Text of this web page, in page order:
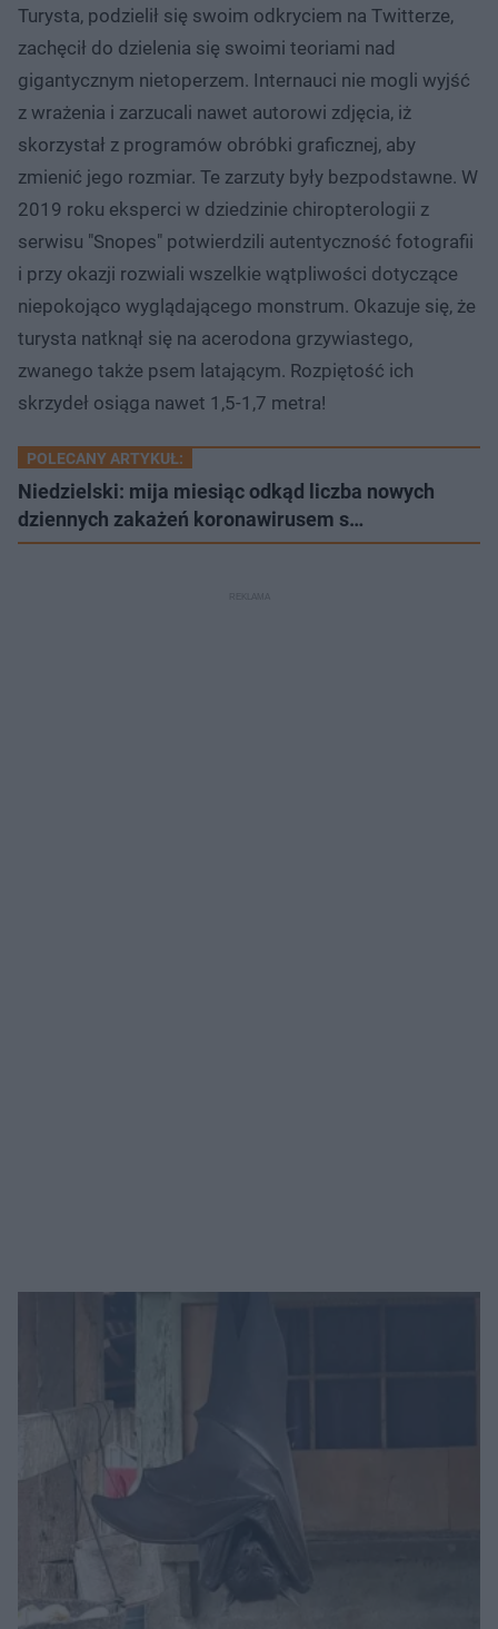
Turysta, podzielił się swoim odkryciem na Twitterze,
zachęcił do dzielenia się swoimi teoriami nad
gigantycznym nietoperzem. Internauci nie mogli wyjść
z wrażenia i zarzucali nawet autorowi zdjęcia, iż
skorzystał z programów obróbki graficznej, aby
zmienić jego rozmiar. Te zarzuty były bezpodstawne. W
2019 roku eksperci w dziedzinie chiropterologii z
serwisu "Snopes" potwierdzili autentyczność fotografii
i przy okazji rozwiali wszelkie wątpliwości dotyczące
niepokojąco wyglądającego monstrum. Okazuje się, że
turysta natknął się na acerodona grzywiastego,
zwanego także psem latającym. Rozpiętość ich
skrzydeł osiąga nawet 1,5-1,7 metra!
POLECANY ARTYKUŁ:
Niedzielski: mija miesiąc odkąd liczba nowych
dziennych zakażeń koronawirusem s…